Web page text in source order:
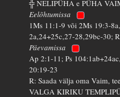
╬ NELIPÜHA e PÜHA
Eelõhtumissa
1Ms 11:1-9 või 2Ms 19:3-
2a,24+25c,27-28,29bc-30;
Päevamissa
Ap 2:1-11; Ps
20:19-23
R: Saada välja oma Vaim,
VALGA KIRIKU